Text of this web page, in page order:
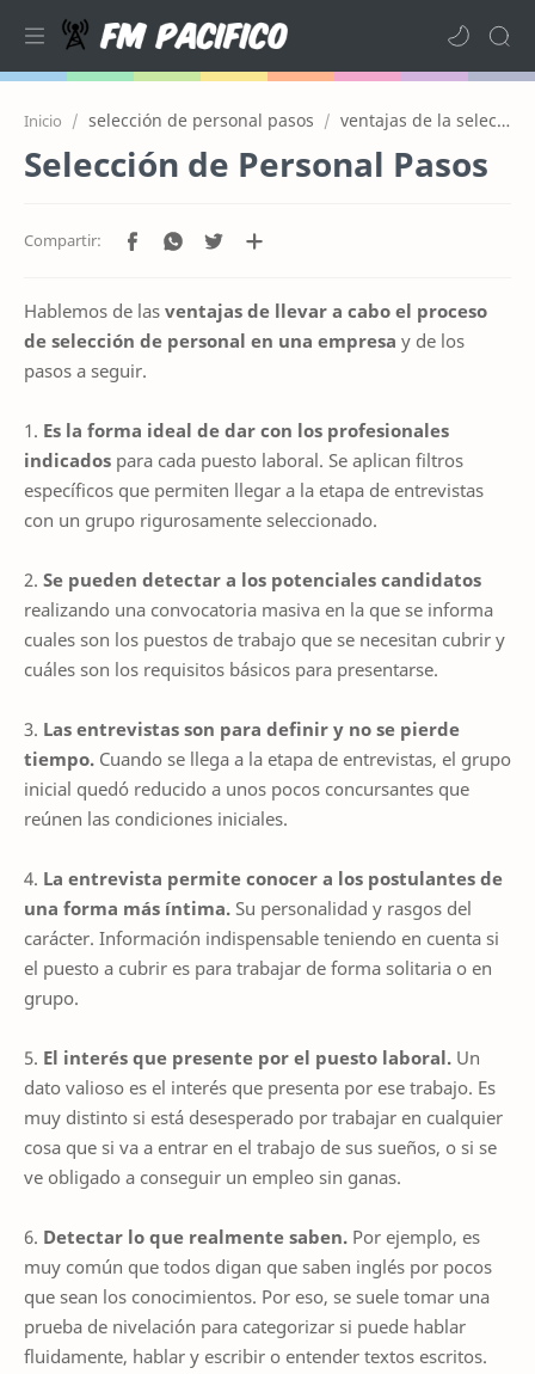
Inicio selección de personal pasos ventajas de la seleccion de personal
Selección de Personal Pasos
Hablemos de las ventajas de llevar a cabo el proceso
de selección de personal en una empresa y de los
pasos a seguir.
1. Es la forma ideal de dar con los profesionales
indicados para cada puesto laboral. Se aplican filtros
específicos que permiten llegar a la etapa de entrevistas
con un grupo rigurosamente seleccionado.
2. Se pueden detectar a los potenciales candidatos
realizando una convocatoria masiva en la que se informa
cuales son los puestos de trabajo que se necesitan cubrir y
cuáles son los requisitos básicos para presentarse.
3. Las entrevistas son para definir y no se pierde
tiempo. Cuando se llega a la etapa de entrevistas, el grupo
inicial quedó reducido a unos pocos concursantes que
reúnen las condiciones iniciales.
4. La entrevista permite conocer a los postulantes de
una forma más íntima. Su personalidad y rasgos del
carácter. Información indispensable teniendo en cuenta si
el puesto a cubrir es para trabajar de forma solitaria o en
grupo.
5. El interés que presente por el puesto laboral. Un
dato valioso es el interés que presenta por ese trabajo. Es
muy distinto si está desesperado por trabajar en cualquier
cosa que si va a entrar en el trabajo de sus sueños, o si se
ve obligado a conseguir un empleo sin ganas.
6. Detectar lo que realmente saben. Por ejemplo, es
muy común que todos digan que saben inglés por pocos
que sean los conocimientos. Por eso, se suele tomar una
prueba de nivelación para categorizar si puede hablar
fluidamente, hablar y escribir o entender textos escritos.